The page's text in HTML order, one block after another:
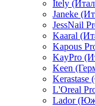
Itely
Janeke
JessNail
Kaaral
Kapous
KayPro
Keen
Kerastase
L'Oreal
Lador